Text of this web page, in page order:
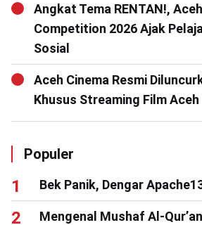
Angkat Tema RENTAN!,
Competition 2026 Ajak
Sosial
Aceh Cinema Resmi
Khusus Streaming Film Aceh
Populer
Bek Panik, Dengar
Mengenal Mushaf Al-